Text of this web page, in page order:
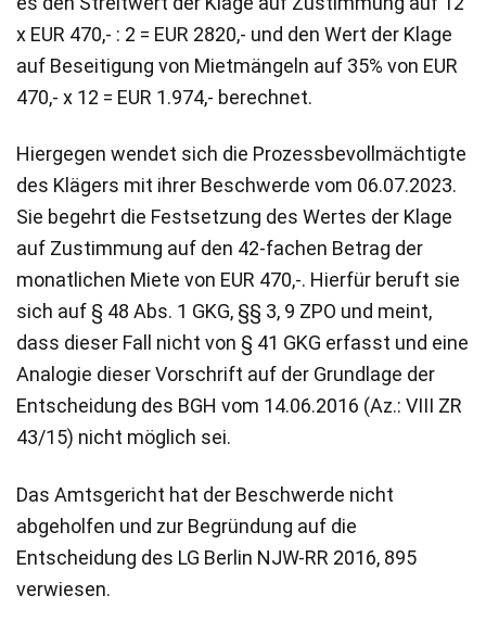
x EUR 470,- : 2 = EUR 2820,- und den Wert der Klage
auf Beseitigung von Mietmängeln auf 35% von EUR
470,- x 12 = EUR 1.974,- berechnet.
Hiergegen wendet sich die Prozessbevollmächtigte
des Klägers mit ihrer Beschwerde vom 06.07.2023.
Sie begehrt die Festsetzung des Wertes der Klage
auf Zustimmung auf den 42-fachen Betrag der
monatlichen Miete von EUR 470,-. Hierfür beruft sie
sich auf § 48 Abs. 1 GKG, §§ 3, 9 ZPO und meint,
dass dieser Fall nicht von § 41 GKG erfasst und eine
Analogie dieser Vorschrift auf der Grundlage der
Entscheidung des BGH vom 14.06.2016 (Az.: VIII ZR
43/15) nicht möglich sei.
Das Amtsgericht hat der Beschwerde nicht
abgeholfen und zur Begründung auf die
Entscheidung des LG Berlin NJW-RR 2016, 895
verwiesen.